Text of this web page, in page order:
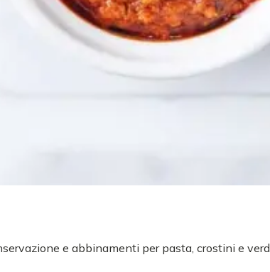
e abbinamenti per pasta, crostini e